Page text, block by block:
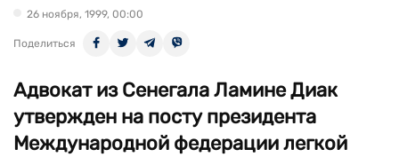
26 ноября, 1999, 00:00
Поделиться
Адвокат из Сенегала Ламине Диак
утвержден на посту президента
Международной федерации легкой